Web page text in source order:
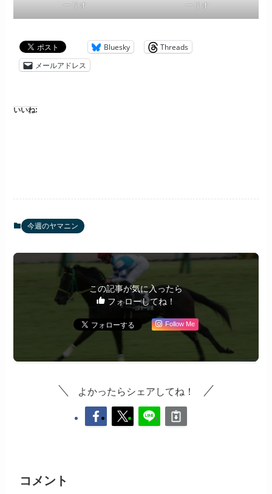
ーリオ
ーリオ
Bluesky
Threads
メールアドレス
いいね:
今週のヤマニン
この記事が気に入ったら
フォローしてね！
Follow Me
よかったらシェアしてね！
コメント